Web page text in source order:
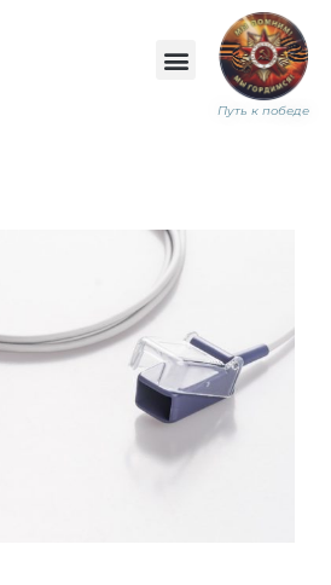
Путь к победе